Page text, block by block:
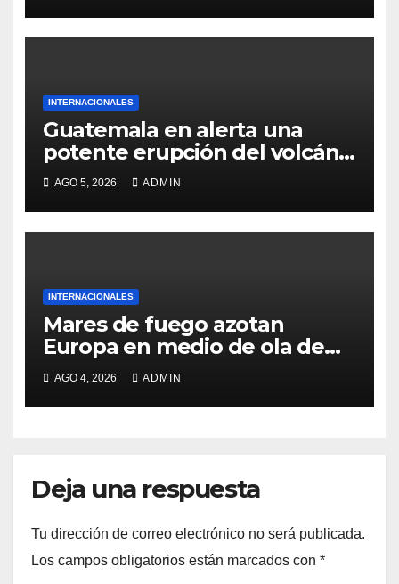
INTERNACIONALES
Guatemala en alerta una
potente erupción del volcán
de Fuego
AGO 5, 2026 ADMIN
INTERNACIONALES
Mares de fuego azotan
Europa en medio de ola de
calor
AGO 4, 2026 ADMIN
Deja una respuesta
Tu dirección de correo electrónico no será publicada.
Los campos obligatorios están marcados con *